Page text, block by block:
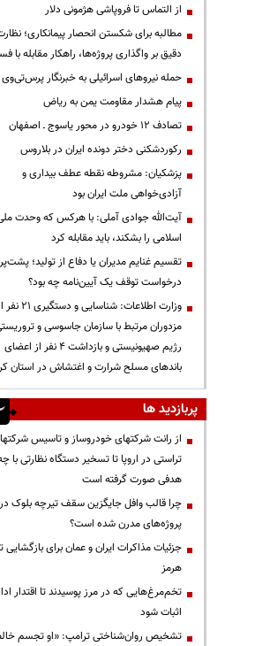
از التماس تا فروپاشی هژمونی دلار
مطالبه برای شکستن انحصار پیمانکاری؛
دقیق بر واگذاری پروژه‌ها، راهکار مقابله با
حمله نیروهای اسرائیلی به خبرنگار پرس‌تی‌وی
پیام هشدار مقاومت یمن به ریاض
تصادف ۱۲ خودرو در محور یاسوج ـ اصفهان
رکوردشکنی دختر دونده ایران در بلاروس
پزشکیان: مشروطه نقطه عطف بیداری و
آزادی‌خواهی ملت ایران بود
آیت‌الله جوادی آملی: با هرکس که وحدت
اسلامی را بشکند، باید مقابله کرد
تقسیم غنایم مدیران یا دفاع از تولید؛
درخواست توقف یک آیین‌نامه چه بود؟
وزارت اطلاعات: شناسایی و
مزدوران مرتبط با سازمان جاسوسی و
رژیم صهیونیستی و بازداشت ۴ نفر از اعضای
باندهای مسلح شرارت و اغتشاش در استان
پربازدید ها
از رانت‌ شرکتهای خودروساز و تاسیس
تراستی در اروپا تا تسخیر دستگاه نظارتی با
هدفی صورت گرفته است
چرا قالب وافل جایگزین سقف تیرچه بلوک در
پروژه‌های مدرن شده است؟
جزئیات مذاکرات ایران و عمان برای بازگشایی
هرمز
تخم‌مرغ‌هایی که در مرز پوسیدند تا اقتدار
اثبات شود
تشخیص روان‌شناختی ترامپ: «او تجسم